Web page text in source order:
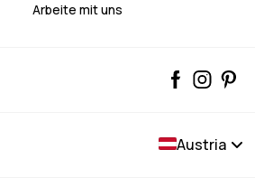
Arbeite mit uns
Austria